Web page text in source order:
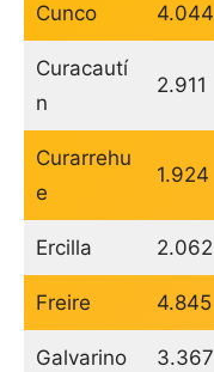
Cunco 4.044
Curacautí
n
2.911
Curarrehu
e
1.924
Ercilla 2.062
Freire 4.845
Galvarino 3.367